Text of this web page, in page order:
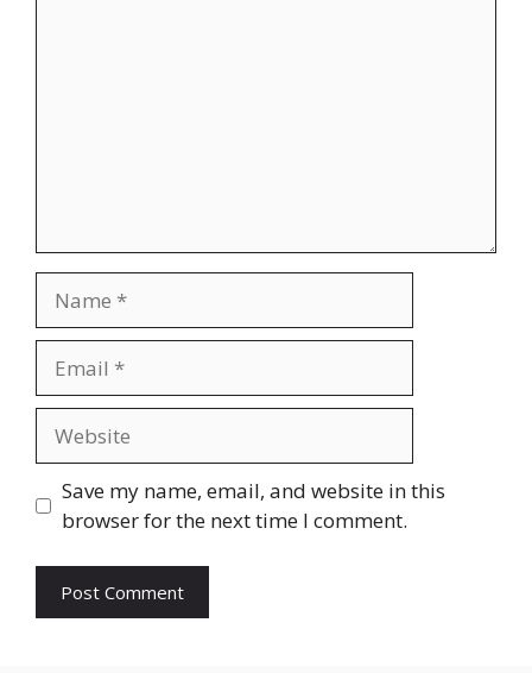
Save my name, email, and website in this
browser for the next time I comment.